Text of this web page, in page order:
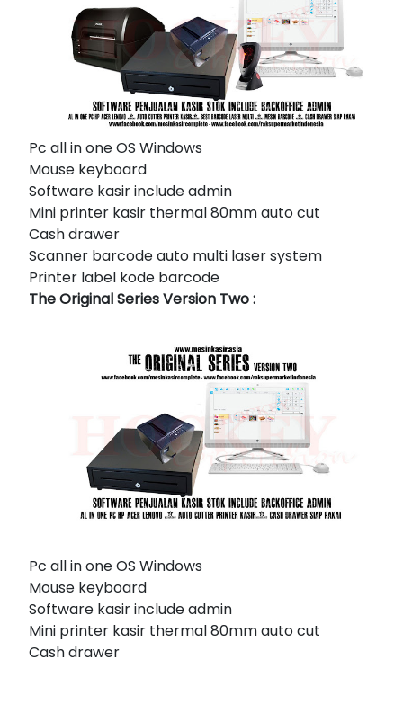
Pc all in one OS Windows
Mouse keyboard
Software kasir include admin
Mini printer kasir thermal 80mm auto cut
Cash drawer
Scanner barcode auto multi laser system
Printer label kode barcode
The Original Series Version Two :
Pc all in one OS Windows
Mouse keyboard
Software kasir include admin
Mini printer kasir thermal 80mm auto cut
Cash drawer